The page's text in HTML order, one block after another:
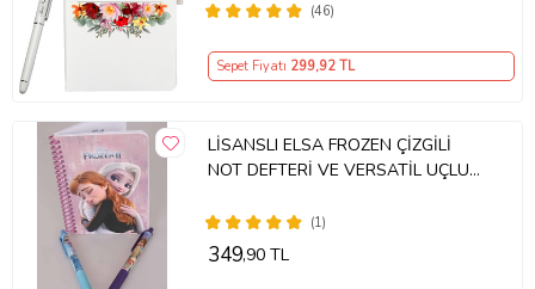
(46)
Sepet Fiyatı 299,92 TL
LİSANSLI ELSA FROZEN ÇİZGİLİ
NOT DEFTERİ VE VERSATİL UÇLU
(1)
349,90 TL